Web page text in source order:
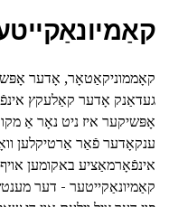
קאָממוניקאַטאָר, אָדער
געדאַנק אָדער קאַלעקץ
אָפּשיקער איז ניט נאָר אַ
ענקאָדער פֿאַר אַרטיקלען
אינפֿאָרמאַציע באקומען
קאַמיונאַקייטער - דער